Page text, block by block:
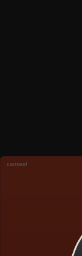
carrusel